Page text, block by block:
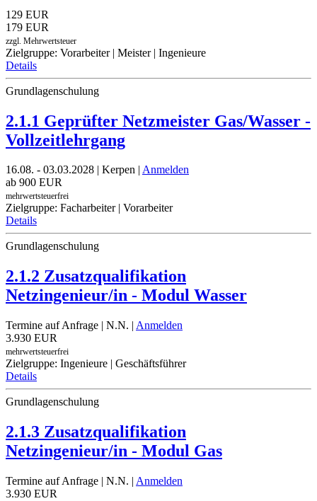
129 EUR
179 EUR
zzgl. Mehrwertsteuer
Zielgruppe: Vorarbeiter | Meister | Ingenieure
Details
Grundlagenschulung
2.1.1 Geprüfter Netzmeister Gas/Wasser -
Vollzeitlehrgang
16.08. - 03.03.2028 | Kerpen | Anmelden
ab 900 EUR
mehrwertsteuerfrei
Zielgruppe: Facharbeiter | Vorarbeiter
Details
Grundlagenschulung
2.1.2 Zusatzqualifikation
Netzingenieur/in - Modul Wasser
Termine auf Anfrage | N.N. | Anmelden
3.930 EUR
mehrwertsteuerfrei
Zielgruppe: Ingenieure | Geschäftsführer
Details
Grundlagenschulung
2.1.3 Zusatzqualifikation
Netzingenieur/in - Modul Gas
Termine auf Anfrage | N.N. | Anmelden
3.930 EUR